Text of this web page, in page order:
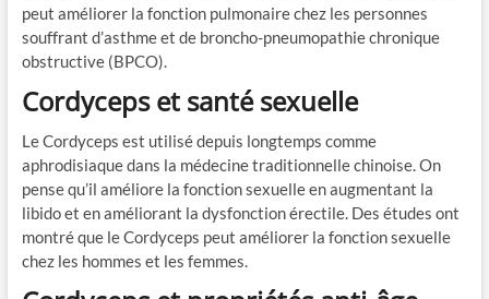
peut améliorer la fonction pulmonaire chez les personnes
souffrant d’asthme et de broncho-pneumopathie chronique
obstructive (BPCO).
Cordyceps et santé sexuelle
Le Cordyceps est utilisé depuis longtemps comme
aphrodisiaque dans la médecine traditionnelle chinoise. On
pense qu’il améliore la fonction sexuelle en augmentant la
libido et en améliorant la dysfonction érectile. Des études ont
montré que le Cordyceps peut améliorer la fonction sexuelle
chez les hommes et les femmes.